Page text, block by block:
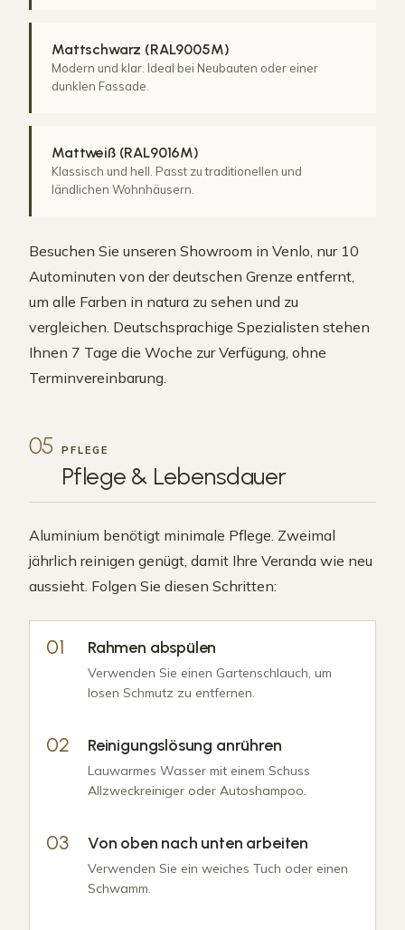
Mattschwarz (RAL9005M)
Modern und klar. Ideal bei Neubauten oder einer
dunklen Fassade.
Mattweiß (RAL9016M)
Klassisch und hell. Passt zu traditionellen und
ländlichen Wohnhäusern.
Besuchen Sie unseren Showroom in Venlo, nur 10
Autominuten von der deutschen Grenze entfernt,
um alle Farben in natura zu sehen und zu
vergleichen. Deutschsprachige Spezialisten stehen
Ihnen 7 Tage die Woche zur Verfügung, ohne
Terminvereinbarung.
05 PFLEGE
Pflege & Lebensdauer
Aluminium benötigt minimale Pflege. Zweimal
jährlich reinigen genügt, damit Ihre Veranda wie neu
aussieht. Folgen Sie diesen Schritten:
Rahmen abspülen
Verwenden Sie einen Gartenschlauch, um
losen Schmutz zu entfernen.
Reinigungslösung anrühren
Lauwarmes Wasser mit einem Schuss
Allzweckreiniger oder Autoshampoo.
Von oben nach unten arbeiten
Verwenden Sie ein weiches Tuch oder einen
Schwamm.